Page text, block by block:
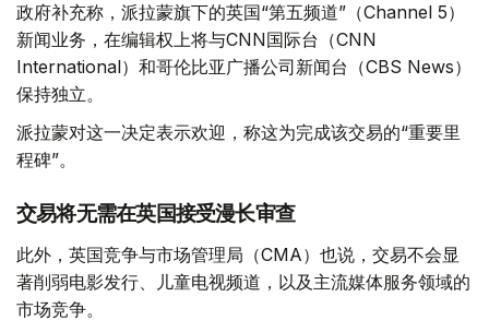
政府补充称，派拉蒙旗下的英国“第五频道”（Channel 5）
新闻业务，在编辑权上将与CNN国际台（CNN
International）和哥伦比亚广播公司新闻台（CBS News）
保持独立。
派拉蒙对这一决定表示欢迎，称这为完成该交易的“重要里
程碑”。
交易将无需在英国接受漫长审查
此外，英国竞争与市场管理局（CMA）也说，交易不会显
著削弱电影发行、儿童电视频道，以及主流媒体服务领域的
市场竞争。